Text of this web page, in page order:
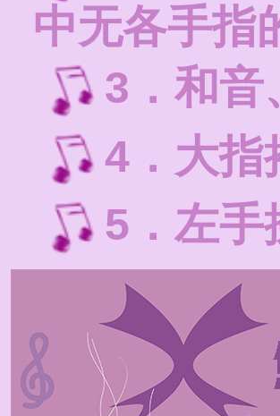
中无各手指
3．和音
4．大指
5．左手